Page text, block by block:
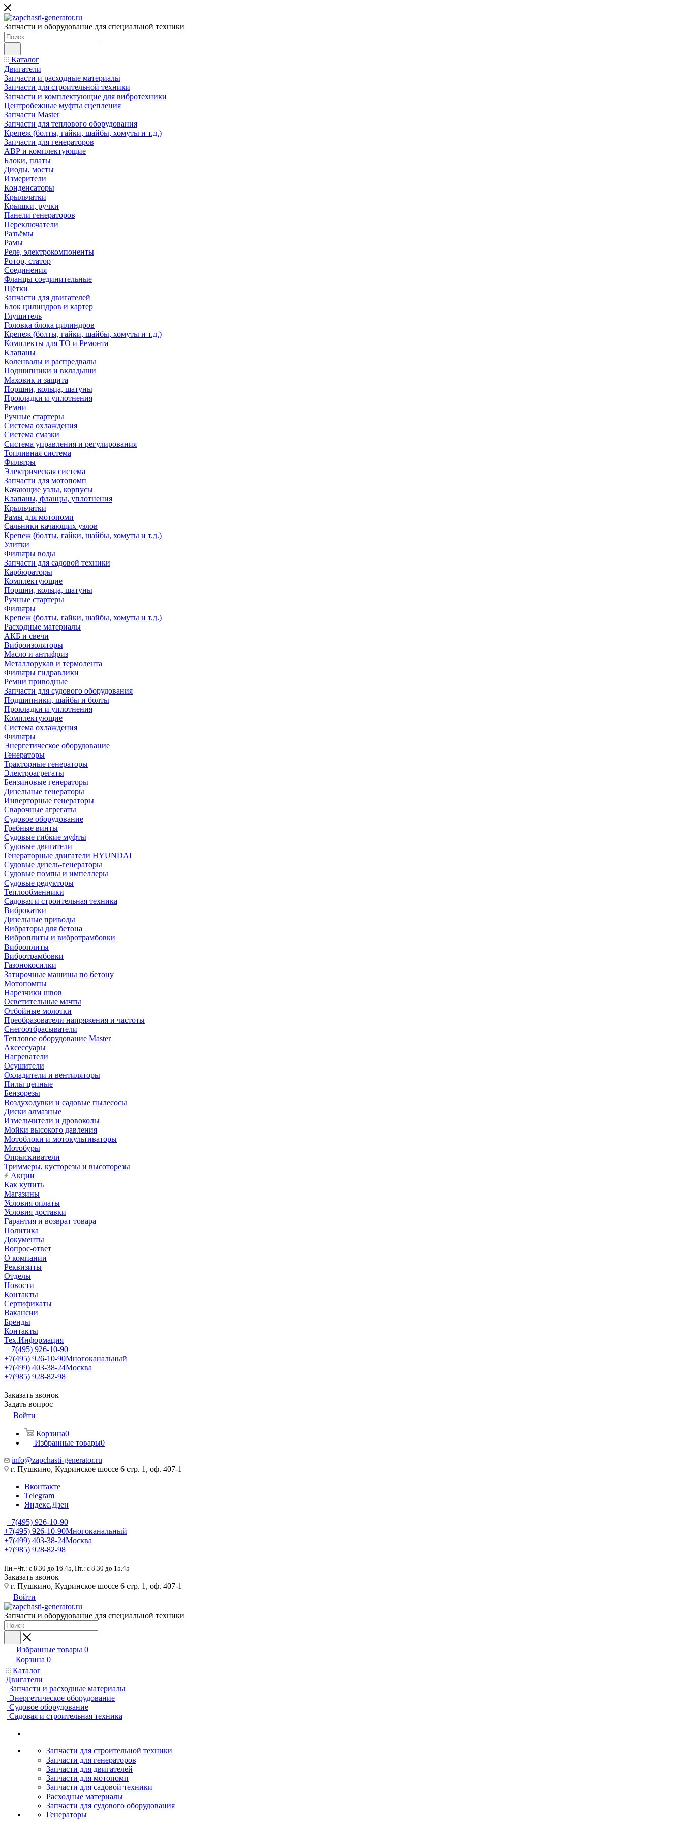
Запчасти и оборудование для специальной техники
Каталог
Двигатели
Запчасти и расходные материалы
Запчасти для строительной техники
Запчасти и комплектующие для вибротехники
Центробежные муфты сцепления
Запчасти Master
Запчасти для теплового оборудования
Крепеж (болты, гайки, шайбы, хомуты и т.д.)
Запчасти для генераторов
АВР и комплектующие
Блоки, платы
Диоды, мосты
Измерители
Конденсаторы
Крыльчатки
Крышки, ручки
Панели генераторов
Переключатели
Разъёмы
Рамы
Реле, электрокомпоненты
Ротор, статор
Соединения
Фланцы соединительные
Щётки
Запчасти для двигателей
Блок цилиндров и картер
Глушитель
Головка блока цилиндров
Крепеж (болты, гайки, шайбы, хомуты и т.д.)
Комплекты для ТО и Ремонта
Клапаны
Коленвалы и распредвалы
Подшипники и вкладыши
Маховик и защита
Поршни, кольца, шатуны
Прокладки и уплотнения
Ремни
Ручные стартеры
Система охлаждения
Система смазки
Система управления и регулирования
Топливная система
Фильтры
Электрическая система
Запчасти для мотопомп
Качающие узлы, корпусы
Клапаны, фланцы, уплотнения
Крыльчатки
Рамы для мотопомп
Сальники качающих узлов
Крепеж (болты, гайки, шайбы, хомуты и т.д.)
Улитки
Фильтры воды
Запчасти для садовой техники
Карбюраторы
Комплектующие
Поршни, кольца, шатуны
Ручные стартеры
Фильтры
Крепеж (болты, гайки, шайбы, хомуты и т.д.)
Расходные материалы
АКБ и свечи
Виброизоляторы
Масло и антифриз
Металлорукав и термолента
Фильтры гидравлики
Ремни приводные
Запчасти для судового оборудования
Подшипники, шайбы и болты
Прокладки и уплотнения
Комплектующие
Система охлаждения
Фильтры
Энергетическое оборудование
Генераторы
Тракторные генераторы
Электроагрегаты
Бензиновые генераторы
Дизельные генераторы
Инверторные генераторы
Сварочные агрегаты
Судовое оборудование
Гребные винты
Судовые гибкие муфты
Судовые двигатели
Генераторные двигатели HYUNDAI
Судовые дизель-генераторы
Судовые помпы и импеллеры
Судовые редукторы
Теплообменники
Садовая и строительная техника
Виброкатки
Дизельные приводы
Вибраторы для бетона
Виброплиты и вибротрамбовки
Виброплиты
Вибротрамбовки
Газонокосилки
Затирочные машины по бетону
Мотопомпы
Нарезчики швов
Осветительные мачты
Отбойные молотки
Преобразователи напряжения и частоты
Снегоотбрасыватели
Тепловое оборудование Master
Аксессуары
Нагреватели
Осушители
Охладители и вентиляторы
Пилы цепные
Бензорезы
Воздуходувки и садовые пылесосы
Диски алмазные
Измельчители и дровоколы
Мойки высокого давления
Мотоблоки и мотокультиваторы
Мотобуры
Опрыскиватели
Триммеры, кусторезы и высоторезы
Акции
Как купить
Магазины
Условия оплаты
Условия доставки
Гарантия и возврат товара
Политика
Документы
Вопрос-ответ
О компании
Реквизиты
Отделы
Новости
Контакты
Сертификаты
Вакансии
Бренды
Контакты
Тех.Информация
+7(495) 926-10-90
+7(495) 926-10-90Многоканальный
+7(499) 403-38-24Москва
+7(985) 928-82-98
Заказать звонок
Задать вопрос
Войти
Корзина0
Избранные товары0
info@zapchasti-generator.ru
г. Пушкино, Кудринское шоссе 6 стр. 1, оф. 407-1
Вконтакте
Telegram
Яндекс.Дзен
+7(495) 926-10-90
+7(495) 926-10-90Многоканальный
+7(499) 403-38-24Москва
+7(985) 928-82-98
Пн.–Чт.: с 8.30 до 16.45, Пт.: с 8.30 до 15.45
Заказать звонок
г. Пушкино, Кудринское шоссе 6 стр. 1, оф. 407-1
Войти
Запчасти и оборудование для специальной техники
Избранные товары 0
Корзина 0
Каталог
Двигатели
Запчасти и расходные материалы
Энергетическое оборудование
Судовое оборудование
Садовая и строительная техника
Запчасти для строительной техники
Запчасти для генераторов
Запчасти для двигателей
Запчасти для мотопомп
Запчасти для садовой техники
Расходные материалы
Запчасти для судового оборудования
Генераторы